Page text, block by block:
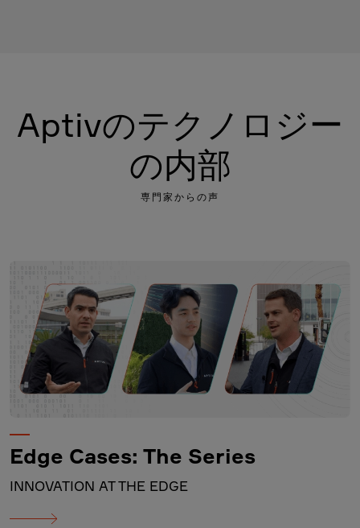
Aptivのテクノロジー
の内部
専門家からの声
Edge Cases: The Series
INNOVATION AT THE EDGE